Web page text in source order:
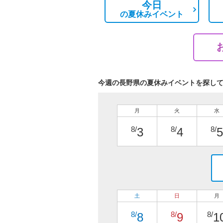
今日
の夏休みイベント
今週の長野県の夏休みイベントを探し
月
8/3
火
8/4
水
8/5
土
8/8
日
8/9
月
8/